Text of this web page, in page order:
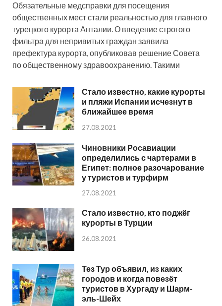
Обязательные медсправки для посещения
общественных мест стали реальностью для главного
турецкого курорта Анталии. О введение строгого
фильтра для непривитых граждан заявила
префектура курорта, опубликовав решение Совета
по общественному здравоохранению. Такими
Стало известно, какие курорты
и пляжи Испании исчезнут в
ближайшее время
27.08.2021
Чиновники Росавиации
определились с чартерами в
Египет: полное разочарование
у туристов и турфирм
27.08.2021
Стало известно, кто поджёг
курорты в Турции
26.08.2021
Тез Тур объявил, из каких
городов и когда повезёт
туристов в Хургаду и Шарм-
эль-Шейх